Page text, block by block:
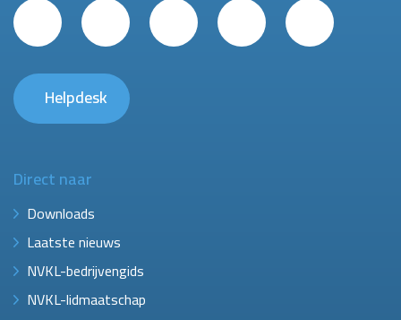
Helpdesk
Direct naar
Downloads
Laatste nieuws
NVKL-bedrijvengids
NVKL-lidmaatschap